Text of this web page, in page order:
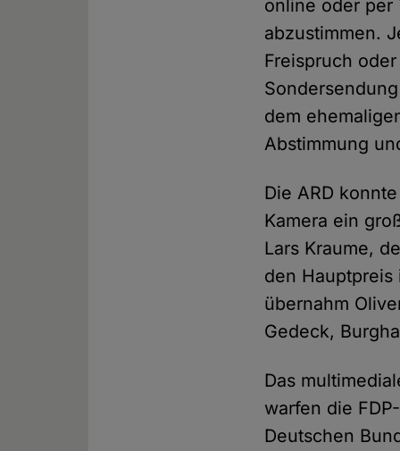
online oder per
abzustimmen.
Freispruch
dem
Abstimmung
Die ARD
Kamera ein
Lars Kraume,
den Hauptpreis
übernahm
Gedeck,
Das
warfen die
Deutschen